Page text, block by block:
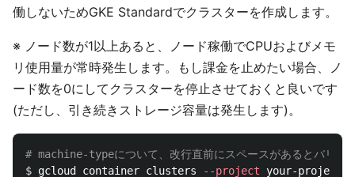
働しないためGKE Standardでクラスターを作成します。
※ ノード数が1以上あると、ノード稼働でCPUおよびメモ
リ使用量が常時発生します。もし課金を止めたい場合、ノ
ード数を0にしてクラスターを停止させておくと良いです
(ただし、引き続きストレージ容量は発生します)。
# machine-typeについて、改行直前にスペースがあるとバリデ
$ gcloud container clusters --project your-project-